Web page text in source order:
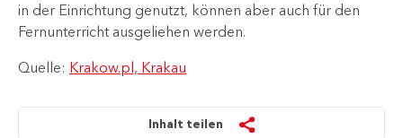
in der Einrichtung genutzt, können aber auch für den
Fernunterricht ausgeliehen werden.
Quelle: Krakow.pl, Krakau
Inhalt teilen